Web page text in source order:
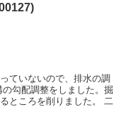
ていないので、排水の調
勾配調整をしました。掘
ところを削りました。 二